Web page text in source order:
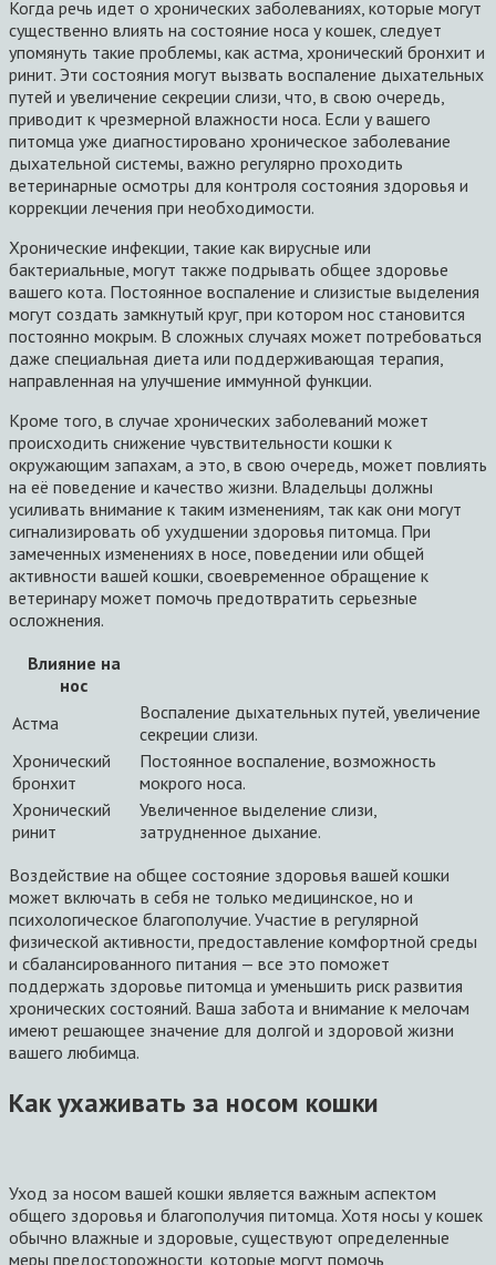
Когда речь идет о хронических заболеваниях, которые могут
существенно влиять на состояние носа у кошек, следует
упомянуть такие проблемы, как астма, хронический бронхит и
ринит. Эти состояния могут вызвать воспаление дыхательных
путей и увеличение секреции слизи, что, в свою очередь,
приводит к чрезмерной влажности носа. Если у вашего
питомца уже диагностировано хроническое заболевание
дыхательной системы, важно регулярно проходить
ветеринарные осмотры для контроля состояния здоровья и
коррекции лечения при необходимости.
Хронические инфекции, такие как вирусные или
бактериальные, могут также подрывать общее здоровье
вашего кота. Постоянное воспаление и слизистые выделения
могут создать замкнутый круг, при котором нос становится
постоянно мокрым. В сложных случаях может потребоваться
даже специальная диета или поддерживающая терапия,
направленная на улучшение иммунной функции.
Кроме того, в случае хронических заболеваний может
происходить снижение чувствительности кошки к
окружающим запахам, а это, в свою очередь, может повлиять
на её поведение и качество жизни. Владельцы должны
усиливать внимание к таким изменениям, так как они могут
сигнализировать об ухудшении здоровья питомца. При
замеченных изменениях в носе, поведении или общей
активности вашей кошки, своевременное обращение к
ветеринару может помочь предотвратить серьезные
осложнения.
Влияние на
нос
Астма
Воспаление дыхательных путей, увеличение
секреции слизи.
Хронический
бронхит
Постоянное воспаление, возможность
мокрого носа.
Хронический
ринит
Увеличенное выделение слизи,
затрудненное дыхание.
Воздействие на общее состояние здоровья вашей кошки
может включать в себя не только медицинское, но и
психологическое благополучие. Участие в регулярной
физической активности, предоставление комфортной среды
и сбалансированного питания — все это поможет
поддержать здоровье питомца и уменьшить риск развития
хронических состояний. Ваша забота и внимание к мелочам
имеют решающее значение для долгой и здоровой жизни
вашего любимца.
Как ухаживать за носом кошки
Уход за носом вашей кошки является важным аспектом
общего здоровья и благополучия питомца. Хотя носы у кошек
обычно влажные и здоровые, существуют определенные
меры предосторожности, которые могут помочь